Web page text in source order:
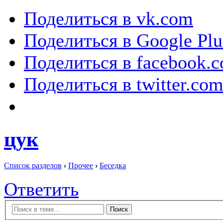
Поделиться в vk.com
Поделиться в Google
Поделиться в
Поделиться в twitter.com
цук
Список разделов › Прочее › Беседка
Ответить